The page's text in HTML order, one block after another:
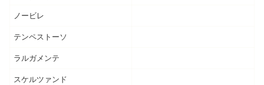
ノービレ
テンペストーソ
ラルガメンテ
スケルツァンド